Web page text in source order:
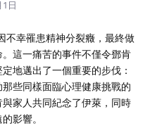
日
不幸罹患精神分裂癥，最終做
這一痛苦的事件不僅令鄧肯
地邁出了一個重要的步伐：
些同樣面臨心理健康挑戰的
家人共同紀念了伊萊，同時
影響。